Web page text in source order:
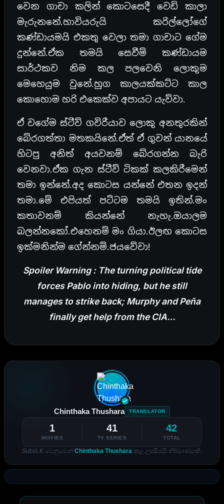
වෙන ගාචා කලින් කොටසෙදී වෙඩි කාලා
මැරුනනේ.හාවියරුයි කරිල්ලෝගේ
කණ්ඩායමයි එකතු වෙලා තමා ගාචාට ගේම
දුන්නේ.ඒක තමයි සෙවීම් කණ්ඩායම
සාර්ථකව නිම කල පලවෙනි ලොකුම
මෙහෙයුම වුනේ.හුග කාලයක්කට්ට කාල
කොහොම හරි එකෙක්ව අපායට යැව්වා.
ඒ වගේම ස්ටීව් ගවිරීයාව ලොකු අනතුරකින්
බේරගත්තා මතකයිනේ.ඒත් ඒ ගුවන් යානයේ
හිටපු අනිත් අයවනම් බේරගන්න බැරි
වෙනවා.ඒක ගැන ස්ටීව් ටිකක් කලකිරීමෙන්
තමා ඉන්නේ.අද කොටස යන්නේ එතන ඉදන්
තමා.මේ එපියත් පට්ටම තමයි ඉතින්.මං
කතාවනම් කියන්නේ නැහැ.ඔයාලම
බලන්නකෝ.එහෙනම් මං ගියා.ඊලඟ කොටස
ඉක්මනින්ම ගේන්නම්.ජයවේවා!
Spoiler Warning : The turning political tide
forces Pablo into hiding, but he still
manages to strike back; Murphy and Peña
finally get help from the CIA…
Chinthaka Thushara TRANSLATOR
1
MOVIES
41
TV SERIES
42
TOTAL
SubzLK වෙනුවෙන් Chinthaka Thushara කළ උපසිරැසි නිර්මාණයකි.